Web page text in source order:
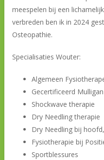
meespelen bij een
verbreden ben ik in 2024
Osteopathie.
Specialisaties Wouter:
Algemeen
Gecertificeerd
Shockwave therapie
Dry Needling therapie
Dry Needling bij
Fysiotherapie bij
Sportblessures